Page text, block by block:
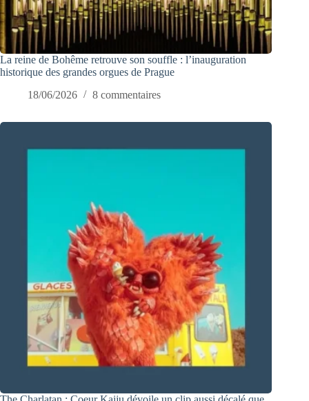
La reine de Bohême retrouve son souffle : l’inauguration
historique des grandes orgues de Prague
18/06/2026
8 commentaires